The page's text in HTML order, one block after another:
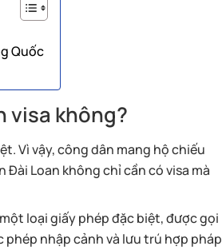
Quốc
visa không?
Vì vậy, công dân mang hộ chiếu
Loan không chỉ cần có visa mà
loại giấy phép đặc biệt, được gọi
phép nhập cảnh và lưu trú hợp pháp